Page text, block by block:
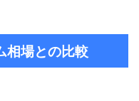
相場との比較